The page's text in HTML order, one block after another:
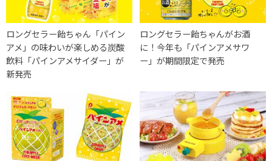
ロングセラー飴ちゃん「パイン
アメ」の味わいが楽しめる炭酸
飲料「パインアメサイダー」が
新発売
ロングセラー飴ちゃんがお酒
に！今年も「パインアメサワ
ー」が期間限定で発売